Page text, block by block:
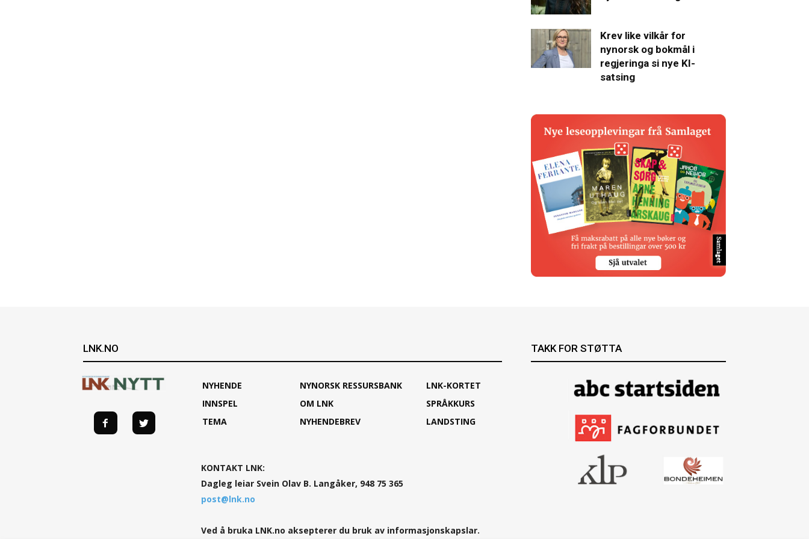
Krev like vilkår for
nynorsk og bokmål i
regjeringa si nye KI-
satsing
LNK.NO
NYHENDE
INNSPEL
TEMA
NYNORSK RESSURSBANK
OM LNK
NYHENDEBREV
LNK-KORTET
SPRÅKKURS
LANDSTING
KONTAKT LNK:
Dagleg leiar Svein Olav B. Langåker, 948 75 365
post@lnk.no
Ved å bruka LNK.no aksepterer du bruk av informasjonskapslar.
TAKK FOR STØTTA